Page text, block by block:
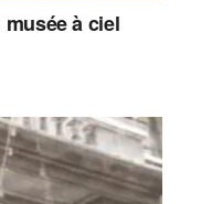
à ciel